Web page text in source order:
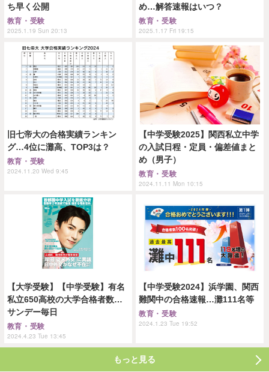
ち早く公開
教育・受験
2025.1.19 Sun 20:13
め…解答速報はいつ？
教育・受験
2025.1.17 Fri 19:15
旧七帝大の合格実績ランキン
グ…4位に灘高、TOP3は？
教育・受験
2024.11.20 Wed 9:45
【中学受験2025】関西私立中学
の入試日程・定員・偏差値まと
め（男子）
教育・受験
2024.11.11 Mon 10:15
【大学受験】【中学受験】有名
私立650高校の大学合格者数…
サンデー毎日
教育・受験
2024.4.23 Tue 13:45
【中学受験2024】浜学園、関西
難関中の合格速報…灘111名等
教育・受験
2024.1.23 Tue 19:52
もっと見る